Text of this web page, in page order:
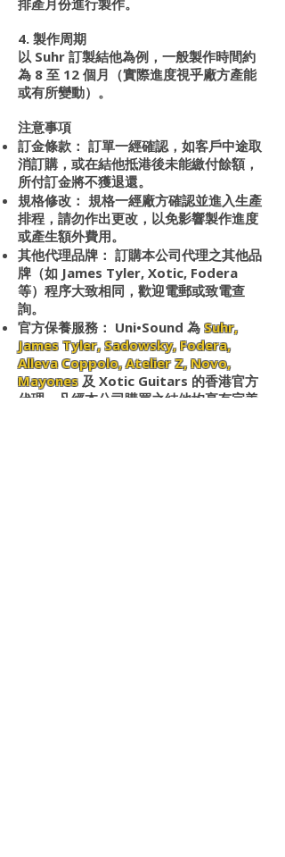
排產月份進行製作。
4. 製作周期
以 Suhr 訂製結他為例，一般製作時間約
為 8 至 12 個月（實際進度視乎廠方產能
或有所變動）。
注意事項
訂金條款： 訂單一經確認，如客戶中途取
消訂購，或在結他抵港後未能繳付餘額，
所付訂金將不獲退還。
規格修改： 規格一經廠方確認並進入生產
排程，請勿作出更改，以免影響製作進度
或產生額外費用。
其他代理品牌： 訂購本公司代理之其他品
牌（如 James Tyler, Xotic, Fodera
等）程序大致相同，歡迎電郵或致電查
詢。
官方保養服務： Uni•Sound 為 Suhr,
James Tyler, Sadowsky, Fodera,
Alleva Coppolo, Atelier Z, Novo,
Mayones 及 Xotic Guitars 的香港官方
代理。凡經本公司購買之結他均享有完善